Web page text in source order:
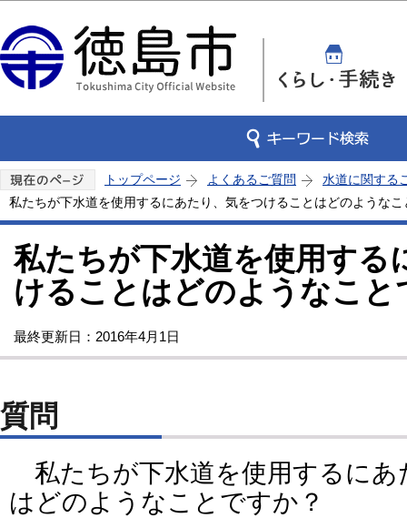
トップページ よくあるご質問
水道に関する
私たちが下水道を使用するにあたり、気をつけることはどのようなこ
私たちが下水道を使用する
けることはどのようなこと
最終更新日：2016年4月1日
質問
私たちが下水道を使用するにあ
はどのようなことですか？